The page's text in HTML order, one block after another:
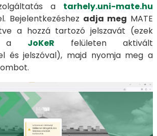
a tarhely.uni-mate.hu
Bejelentkezéshez adja meg MATE
a hozzá tartozó jelszavát (ezek
a JoKeR
felületen aktivált
és jelszóval), majd nyomja meg a